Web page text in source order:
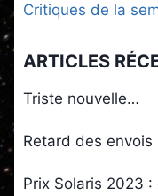
Critiques de la
ARTICLES
Triste nouvelle…
Retard des envois
Prix Solaris 2023